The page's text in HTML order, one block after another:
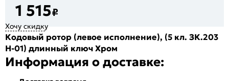
1 515₽
Хочу скидку
Кодовый ротор (левое исполнение), (5 кл. ЗК.203
Н-01) длинный ключ Хром
Информация о доставке: